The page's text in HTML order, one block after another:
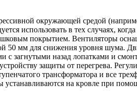
окружающей средой
использовать в тех случаях,
покрытием. Вентиляторы
мм для снижения уровня шума.
с загнутыми назад лопатками и
защиты от перегрева.
трансформатора и все
устанавливаются на кровле при